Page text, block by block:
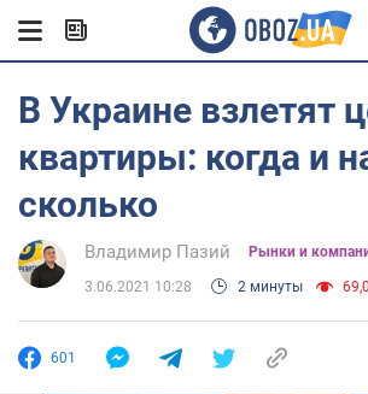
В Украине взлетят
квартиры: когда и
сколько
Владимир Пазий Рынки и
3.06.2021 10:28 2 минуты
601